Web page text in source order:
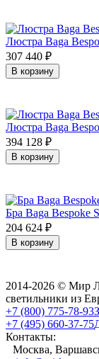
Люстра Baga
307 440 ₽
В корзину
Люстра Baga
394 128 ₽
В корзину
Бра Baga Bespoke
204 624 ₽
В корзину
2014-2026 © Мир
светильники из
+7 (800) 775-78-93
+7 (495) 660-37-75
Контакты:
Москва,